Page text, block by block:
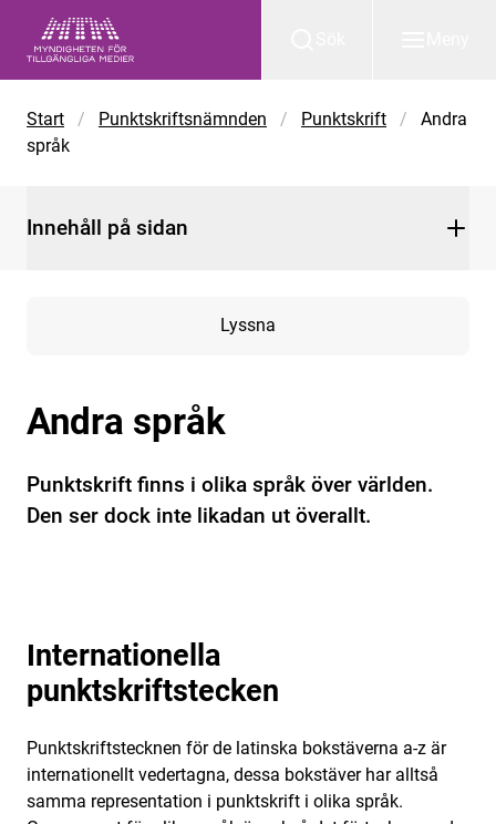
Start / Punktskriftsnämnden / Punktskrift /
Andra
språk
Lyssna
Andra språk
Punktskrift finns i olika språk över världen.
Den ser dock inte likadan ut överallt.
Internationella
punktskriftstecken
Punktskriftstecknen för de latinska bokstäverna a-z är
internationellt vedertagna, dessa bokstäver har alltså
samma representation i punktskrift i olika språk.
Innehåll på sidan